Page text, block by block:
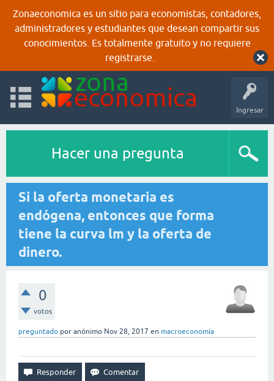
Zonaeconomica es un sitio para economistas, contadores,
administradores y estudiantes que desean compartir sus
conocimientos. Es totalmente gratuito y no requiere
registrarse.
Ingresar
Hacer una pregunta
Si la oferta monetaria es
endógena, entonces que forma
tiene la curva lm y la oferta de
dinero.
0
votos
preguntado por anónimo Nov 28, 2017 en macroeconomía